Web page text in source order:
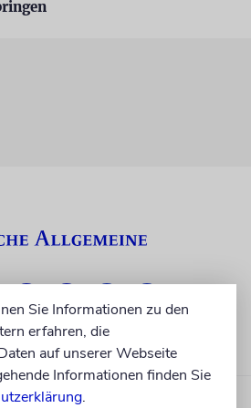
Sie Informationen zu den
erfahren, die
auf unserer Webseite
Informationen finden Sie
.